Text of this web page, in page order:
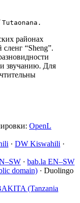
Tutaonana.
районах
“Sheng”.
звучанию. Для
OpenL
· DW Kiswahili ·
· bab.la EN–SW
domain) · Duolingo
(Tanzania